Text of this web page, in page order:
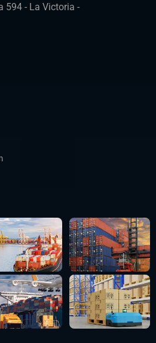
594 - La Victoria -